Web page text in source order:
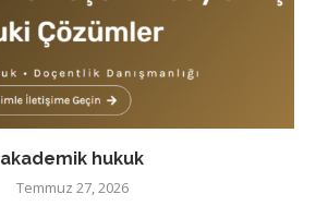
akademik hukuk
Temmuz 27, 2026